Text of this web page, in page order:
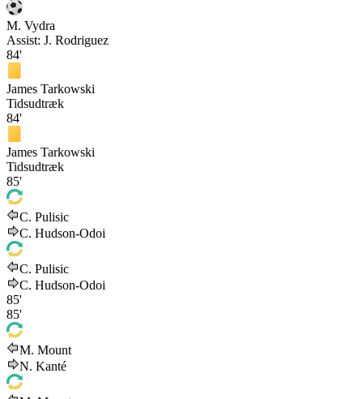
M. Vydra
Assist: J. Rodriguez
84'
James Tarkowski
Tidsudtræk
84'
James Tarkowski
Tidsudtræk
85'
C. Pulisic
C. Hudson-Odoi
C. Pulisic
C. Hudson-Odoi
85'
85'
M. Mount
N. Kanté